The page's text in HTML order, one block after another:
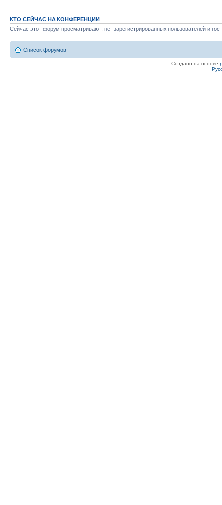
WS .................28....18....62
alikbalik ..........23....23....63
serjoT .............27....20....52
Mihagawa
КТО СЕЙЧАС НА КОНФЕРЕНЦИИ
Сейчас этот форум просматривают: нет зарегистрированных пользователей и
Список форумов
Создано на основе